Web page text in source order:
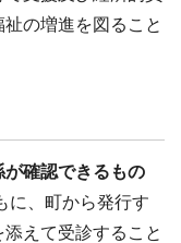
の増進を図ること
が確認できるもの
に、町から発行す
添えて受診すること